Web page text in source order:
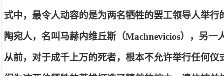
式中，最令人动容的是为两名牺牲的罢工领导人举行
陶宛人，名叫马赫内维丘斯（Machnevicios），另一
从前，对于成千上万的死者，根本不允许举行任何仪